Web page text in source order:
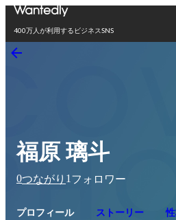
400万人が利用するビジネスSNS
福原 璃斗
0つながり 1 フォロワー
プロフィール ストーリー